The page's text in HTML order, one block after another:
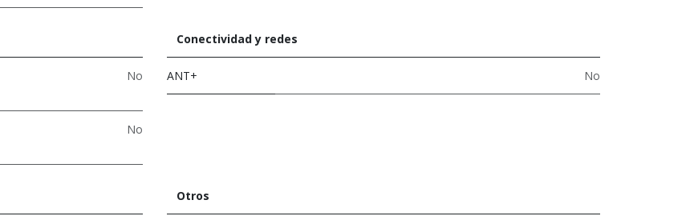
No
No
Conectividad y redes
ANT+ No
Otros